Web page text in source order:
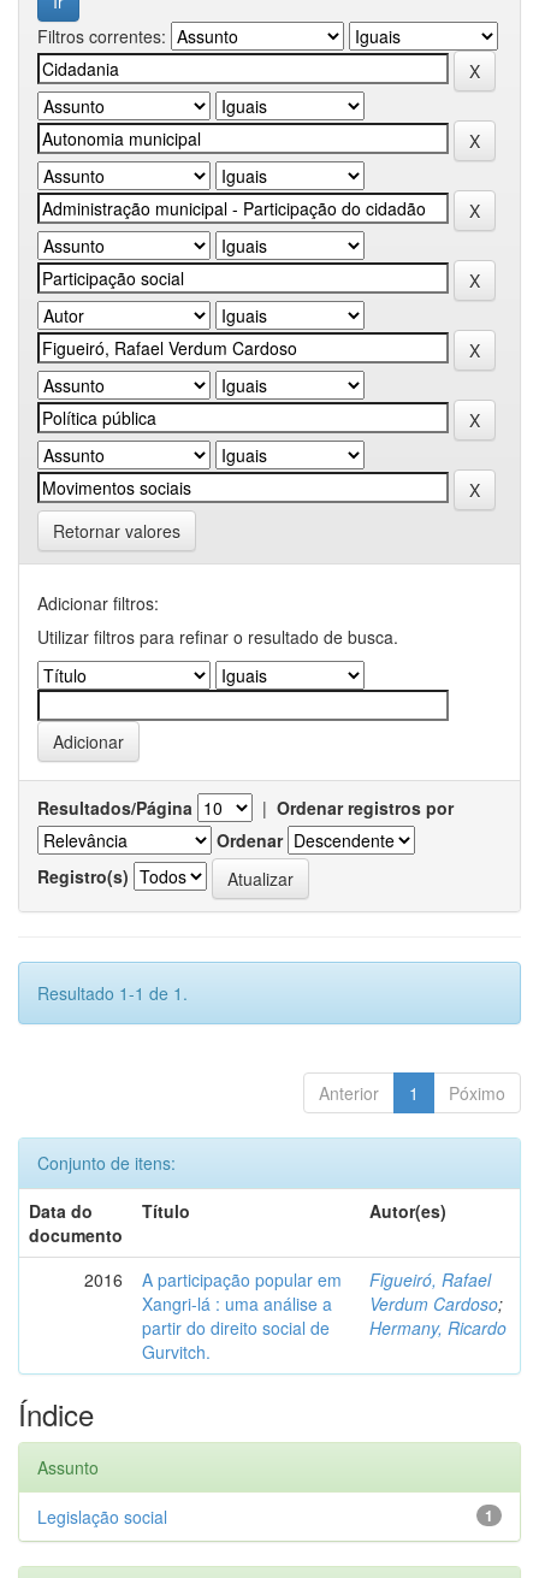
Filtros correntes:
Retornar valores
Adicionar filtros:
Utilizar filtros para refinar o resultado de busca.
Resultados/Página | Ordenar registros por
Ordenar
Registro(s)
Resultado 1-1 de 1.
Anterior 1 Póximo
Conjunto de itens:
Data do
documento
Título Autor(es)
2016
A participação popular em
Xangri-lá : uma análise a
partir do direito social de
Gurvitch.
Figueiró, Rafael
Verdum Cardoso;
Hermany, Ricardo
Índice
Assunto
1
Legislação social